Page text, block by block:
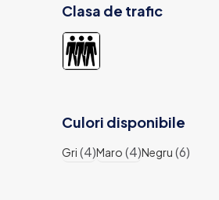
Clasa de trafic
Culori disponibile
Gri (4)Maro (4)Negru (6)